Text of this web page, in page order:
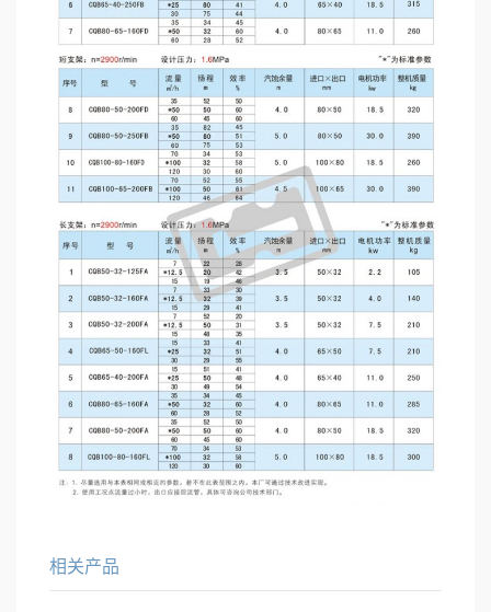
相关产品